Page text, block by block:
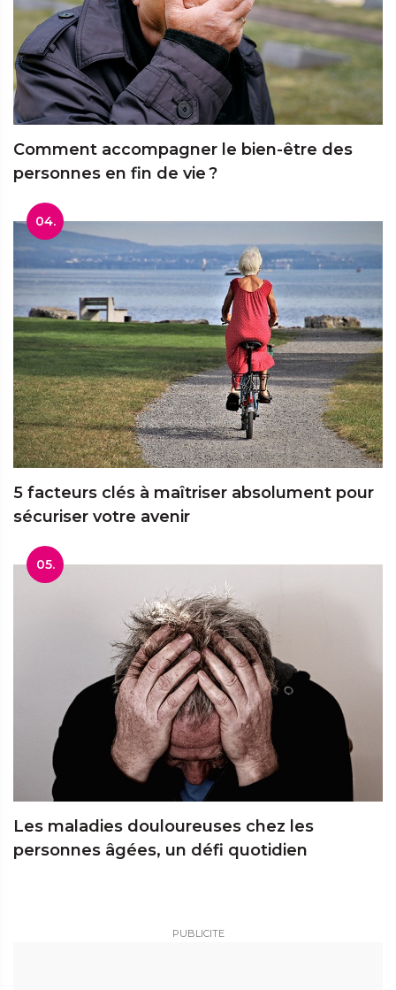
Comment accompagner le bien-être des
personnes en fin de vie ?
04.
5 facteurs clés à maîtriser absolument pour
sécuriser votre avenir
05.
Les maladies douloureuses chez les
personnes âgées, un défi quotidien